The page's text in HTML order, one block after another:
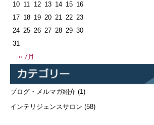
« 7月
10 11 12 13 14 15 16
17 18 19 20 21 22 23
24 25 26 27 28 29 30
31
ブログ・メルマガ紹介 (1)
インテリジェンスサロン (58)